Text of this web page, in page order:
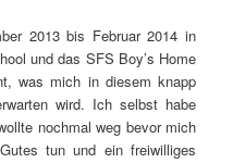
2013 bis Februar 2014 in
und das SFS Boy’s Home
was mich in diesem knapp
wird. Ich selbst habe
nochmal weg bevor mich
tun und ein freiwilliges